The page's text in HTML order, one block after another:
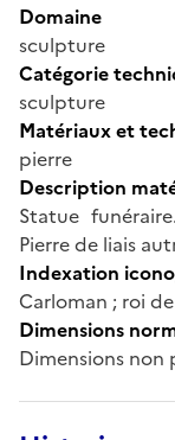
Domaine
sculpture
Catégorie
sculpture
Matériaux et
pierre
Description
Statue
Pierre de liais
Indexation
Carloman ; roi
Dimensions
Dimensions non